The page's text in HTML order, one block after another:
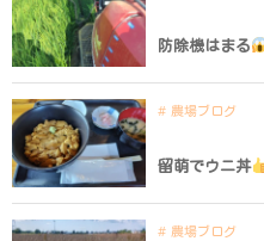
防除機はまる
農場ブログ
留萌でウニ丼
農場ブログ